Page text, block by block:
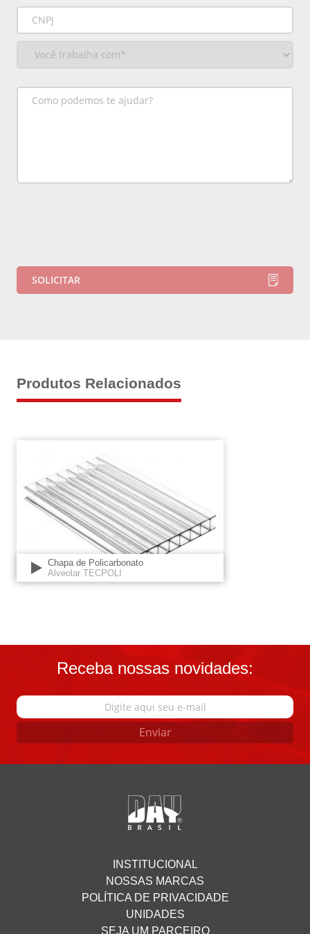
Produtos Relacionados
Chapa de Policarbonato
Alveolar TECPOLI
Receba nossas novidades:
Enviar
INSTITUCIONAL
NOSSAS MARCAS
POLÍTICA DE PRIVACIDADE
UNIDADES
SEJA UM PARCEIRO